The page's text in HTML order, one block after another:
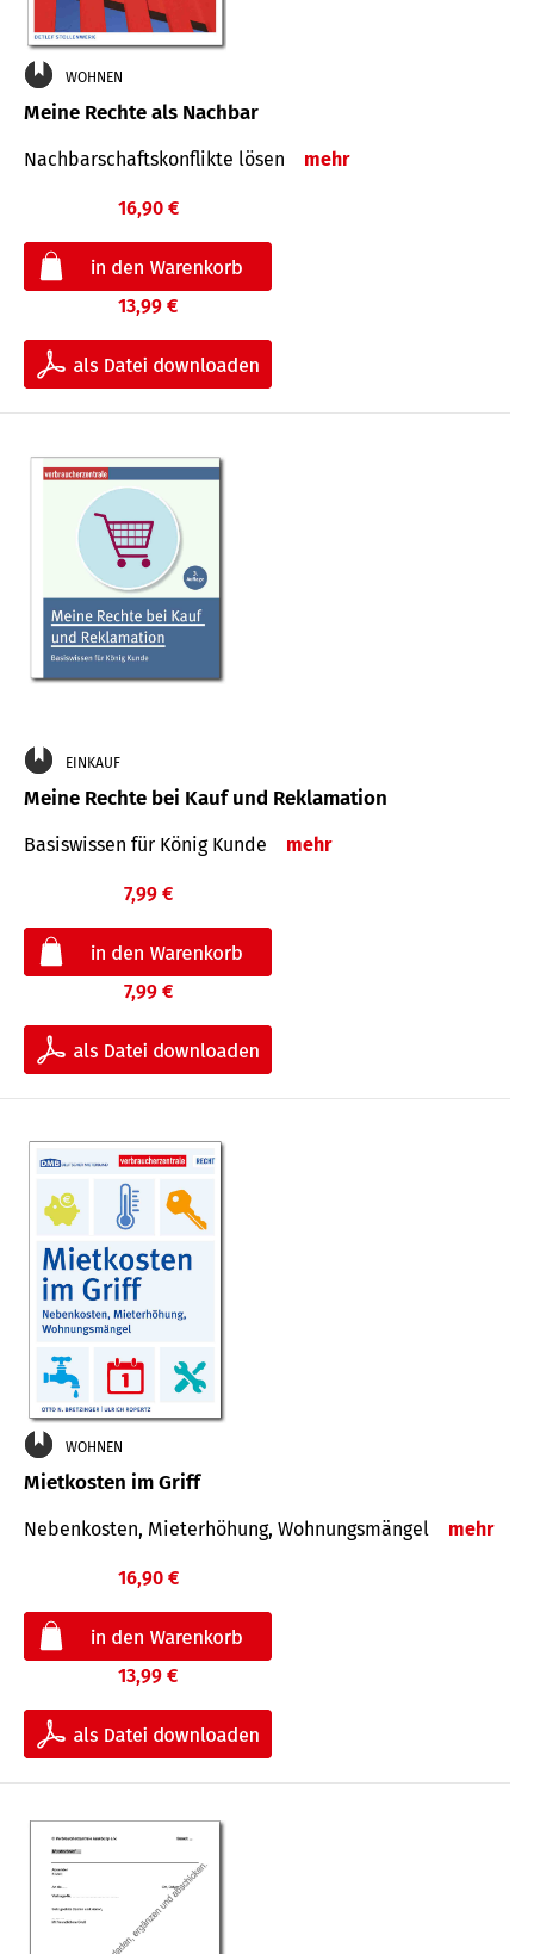
WOHNEN
Meine Rechte als Nachbar
Nach­bar­schafts­konflikte lösen mehr
16,90 €
13,99 €
EINKAUF
Meine Rechte bei Kauf und Reklamation
Basiswissen für König Kunde mehr
7,99 €
7,99 €
WOHNEN
Mietkosten im Griff
Nebenkosten, Mieterhöhung, Wohnungsmängel mehr
16,90 €
13,99 €